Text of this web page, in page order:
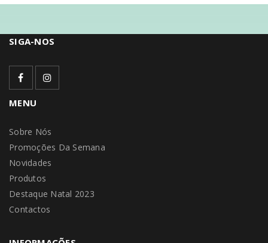
SIGA-NOS
MENU
Sobre Nós
Promoções Da Semana
Novidades
Produtos
Destaque Natal 2023
Contactos